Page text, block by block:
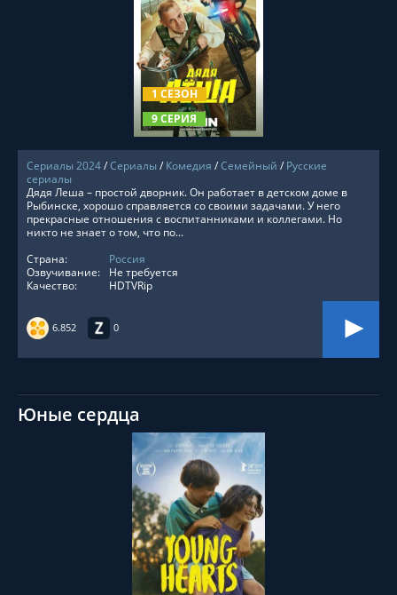
1 СЕЗОН
9 СЕРИЯ
СМОТРЕТЬ ОНЛАЙН
Сериалы 2024/Сериалы/ Комедия /Семейный / Русские
сериалы
6.852 0
Дядя Леша – простой дворник. Он работает в детском доме в
Рыбинске, хорошо справляется со своими задачами. У него
прекрасные отношения с воспитанниками и коллегами. Но
никто не знает о том, что по...
Страна:
Россия
Озвучивание:
Не требуется
Качество:
HDTVRip
Юные сердца
СМОТРЕТЬ ОНЛАЙН